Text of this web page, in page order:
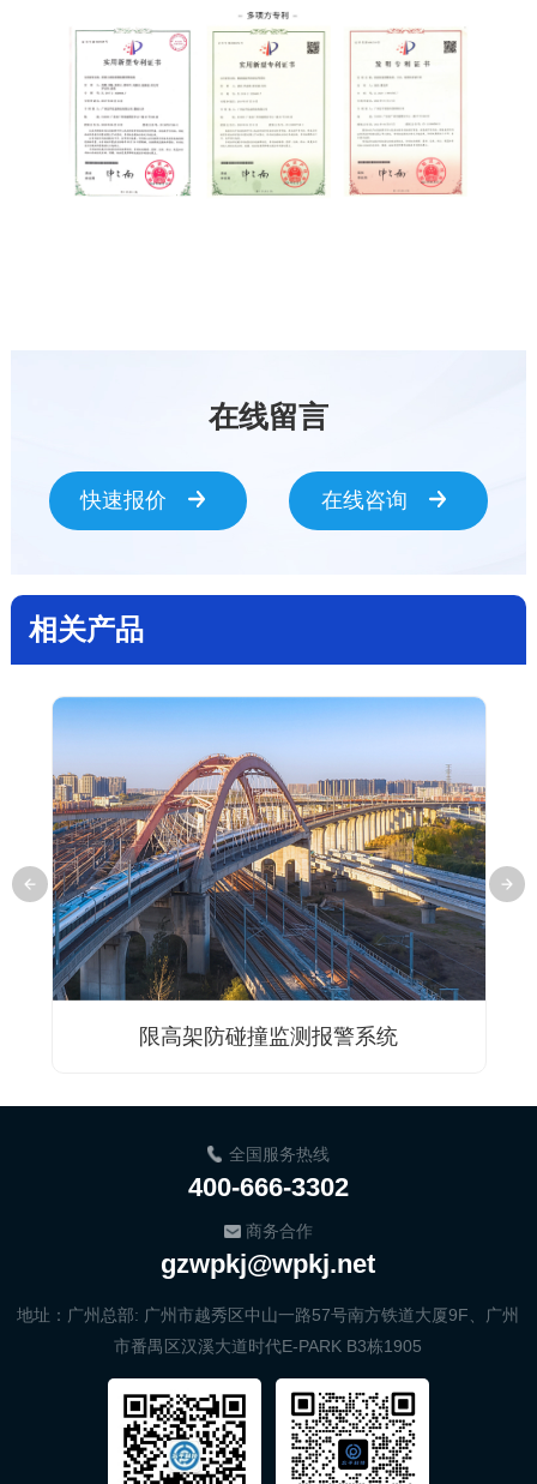
在线留言
快速报价 在线咨询
相关产品
限高架防碰撞监测报警系统
全国服务热线
400-666-3302
商务合作
gzwpkj@wpkj.net
地址：广州总部: 广州市越秀区中山一路57号南方铁道大厦9F、广州
市番禺区汉溪大道时代E-PARK B3栋1905